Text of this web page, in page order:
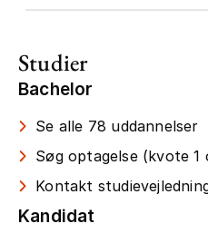
Studier
Bachelor
Se alle 78 uddannelser
Søg optagelse (kvote
Kontakt
Kandidat